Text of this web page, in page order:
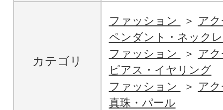
カテゴリ
ファッション
ア
ペンダント・ネック
ファッション
ア
ピアス・イヤリング
ファッション
ア
真珠・パール